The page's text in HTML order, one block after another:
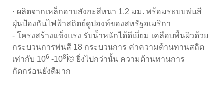
· ผลิตจากเหล็กอาบสังกะสีหนา 1.2 มม. พร้อมระบบพ่นสี
ฝุ่นป้องกันไฟฟ้าสถิตย์ดูปองท์ของสหรัฐอเมริกา
- โครงสร้างแข็งแรง รับน้ำหนักได้ดีเยี่ยม เคลือบพื้นผิวด้วย
กระบวนการพ่นสี 18 กระบวนการ ค่าความต้านทานสถิต
เท่ากับ 106 -108 Î© ยิ่งไปกว่านั้น ความต้านทานการ
กัดกร่อนยังดีมาก